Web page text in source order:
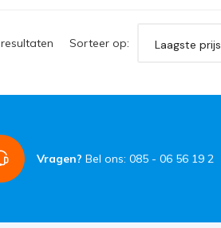
resultaten Sorteer op: Laagste prijs
Vragen? Bel ons: 085 - 06 56 19 2